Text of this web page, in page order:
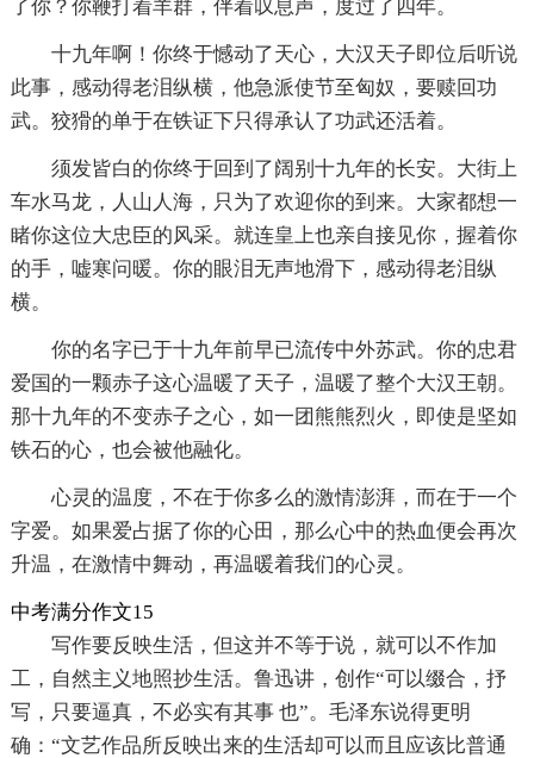
了你？你鞭打着羊群，伴着叹息声，度过了四年。
十九年啊！你终于憾动了天心，大汉天子即位后听说
此事，感动得老泪纵横，他急派使节至匈奴，要赎回功
武。狡猾的单于在铁证下只得承认了功武还活着。
须发皆白的你终于回到了阔别十九年的长安。大街上
车水马龙，人山人海，只为了欢迎你的到来。大家都想一
睹你这位大忠臣的风采。就连皇上也亲自接见你，握着你
的手，嘘寒问暖。你的眼泪无声地滑下，感动得老泪纵
横。
你的名字已于十九年前早已流传中外苏武。你的忠君
爱国的一颗赤子这心温暖了天子，温暖了整个大汉王朝。
那十九年的不变赤子之心，如一团熊熊烈火，即使是坚如
铁石的心，也会被他融化。
心灵的温度，不在于你多么的激情澎湃，而在于一个
字爱。如果爱占据了你的心田，那么心中的热血便会再次
升温，在激情中舞动，再温暖着我们的心灵。
中考满分作文15
写作要反映生活，但这并不等于说，就可以不作加
工，自然主义地照抄生活。鲁迅讲，创作“可以缀合，抒
写，只要逼真，不必实有其事 也”。毛泽东说得更明
确：“文艺作品所反映出来的生活却可以而且应该比普通